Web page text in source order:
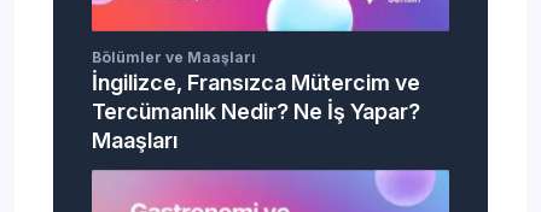
Bölümler ve Maaşları
İngilizce, Fransızca Mütercim ve
Tercümanlık Nedir? Ne İş Yapar?
Maaşları